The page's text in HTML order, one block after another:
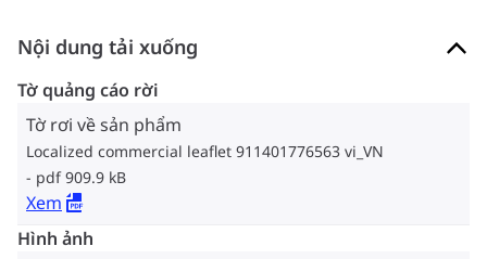
Nội dung tải xuống
Tờ quảng cáo rời
Tờ rơi về sản phẩm
Localized commercial leaflet 911401776563 vi_VN
pdf 909.9 kB
Xem
Hình ảnh